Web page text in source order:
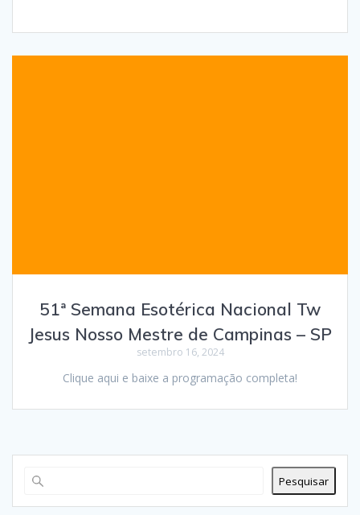
51ª Semana Esotérica Nacional Tw
Jesus Nosso Mestre de Campinas – SP
setembro 16, 2024
Clique aqui e baixe a programação completa!
Pesquisar